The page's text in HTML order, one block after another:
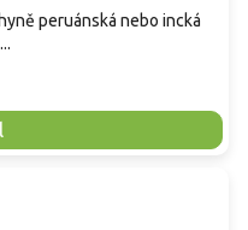
peruánská nebo incká